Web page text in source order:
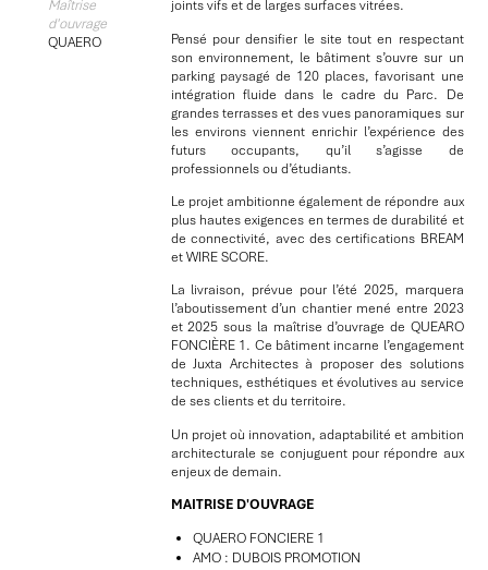
Maîtrise
d'ouvrage
QUAERO
joints vifs et de larges surfaces vitrées.
Pensé pour densifier le site tout en respectant
son environnement, le bâtiment s’ouvre sur un
parking paysagé de 120 places, favorisant une
intégration fluide dans le cadre du Parc. De
grandes terrasses et des vues panoramiques sur
les environs viennent enrichir l’expérience des
futurs occupants, qu’il s’agisse de
professionnels ou d’étudiants.
Le projet ambitionne également de répondre aux
plus hautes exigences en termes de durabilité et
de connectivité, avec des certifications BREAM
et WIRE SCORE.
La livraison, prévue pour l’été 2025, marquera
l’aboutissement d’un chantier mené entre 2023
et 2025 sous la maîtrise d’ouvrage de QUEARO
FONCIÈRE 1. Ce bâtiment incarne l’engagement
de Juxta Architectes à proposer des solutions
techniques, esthétiques et évolutives au service
de ses clients et du territoire.
Un projet où innovation, adaptabilité et ambition
architecturale se conjuguent pour répondre aux
enjeux de demain.
MAITRISE D'OUVRAGE
QUAERO FONCIERE 1
AMO : DUBOIS PROMOTION